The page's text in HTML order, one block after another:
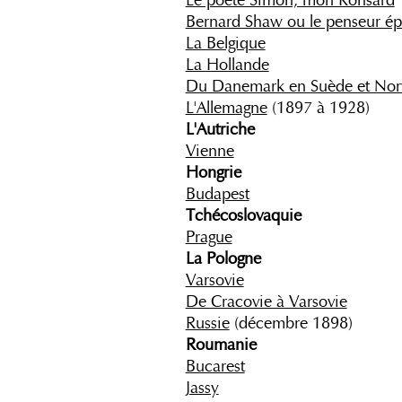
Bernard Shaw ou le penseur
La Belgique
La Hollande
Du Danemark en Suède et
L'Allemagne(1897 à 1928)
L'Autriche
Vienne
Hongrie
Budapest
Tchécoslovaquie
Prague
La Pologne
Varsovie
De Cracovie à Varsovie
Russie(décembre 1898)
Roumanie
Bucarest
Jassy